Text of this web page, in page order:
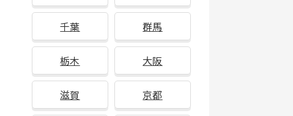
千葉 群馬
栃木 大阪
滋賀 京都